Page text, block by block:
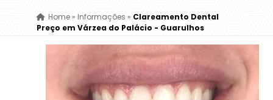
Home» Informações » Clareamento Dental
Preço em Várzea do Palácio - Guarulhos